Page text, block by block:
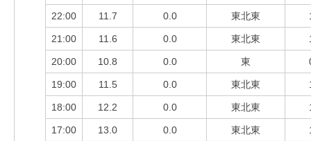
22:00 11.7 0.0 東北東
21:00 11.6 0.0 東北東
20:00 10.8 0.0 東
19:00 11.5 0.0 東北東
18:00 12.2 0.0 東北東
17:00 13.0 0.0 東北東